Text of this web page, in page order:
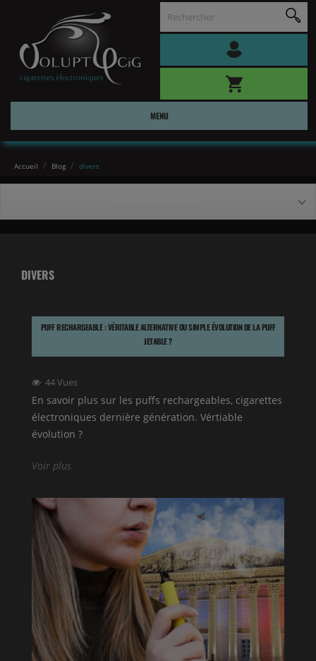
MENU
Accueil Blog divers
DIVERS
PUFF RECHARGEABLE : VÉRITABLE ALTERNATIVE OU SIMPLE ÉVOLUTION DE LA PUFF
JETABLE ?
44Vues
En savoir plus sur les puffs rechargeables, cigarettes
électroniques dernière génération. Vértiable
évolution ?
Voir plus